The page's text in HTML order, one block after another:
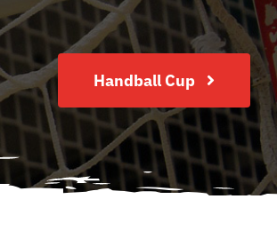
Handball Cup